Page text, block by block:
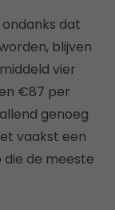
dat
blijven
vier
€87 per
genoeg
vaakst een
de meeste